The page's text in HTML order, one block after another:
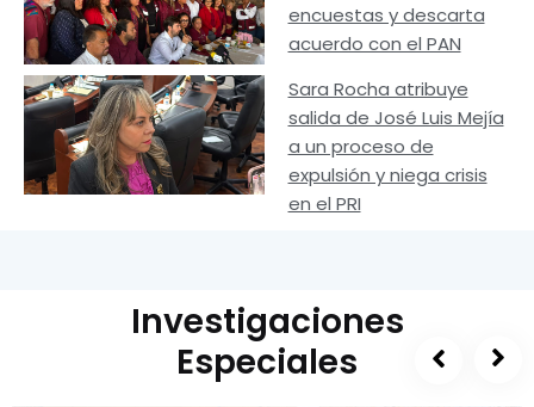
encuestas y descarta
acuerdo con el PAN
Sara Rocha atribuye
salida de José Luis Mejía
a un proceso de
expulsión y niega crisis
en el PRI
Investigaciones
Especiales